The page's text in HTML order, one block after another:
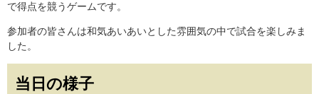
で得点を競うゲームです。
参加者の皆さんは和気あいあいとした雰囲気の中で試合を楽しみま
した。
当日の様子